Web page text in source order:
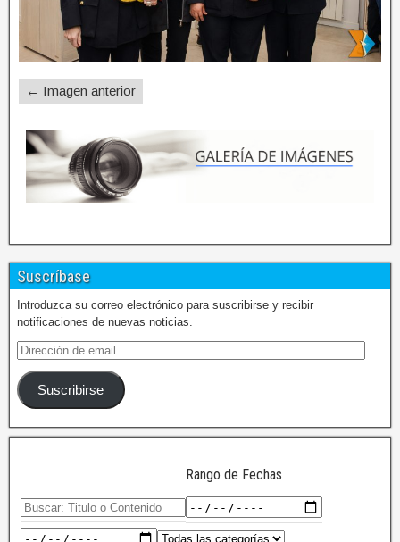
← Imagen anterior
Suscríbase
Introduzca su correo electrónico para suscribirse y recibir
notificaciones de nuevas noticias.
Suscribirse
Rango de Fechas